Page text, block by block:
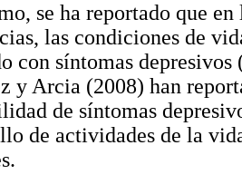
se ha reportado que
las condiciones de
con síntomas
y Arcia (2008) han
de síntomas
de actividades de la